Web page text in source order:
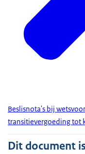
Beslisnota's bij
transitievergoeding tot
Dit document